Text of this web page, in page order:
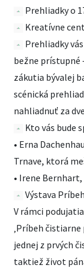
Prehliadky o
Kreatívne
Prehliadky
bežne
zákutia bývalej
scénická
nahliadnuť za
Kto vás bude
• Erna
Trnave, ktorá
• Irene
Výstava
V rámci
‚Príbeh čistiarne
jednej z prvých
taktiež život